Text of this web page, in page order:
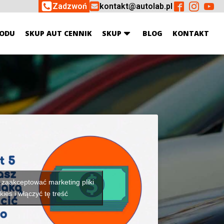
Zadzwoń kontakt@autolab.pl
SKUP AUT CENNIK SKUP BLOG KONTAKT
marketing pliki
i włączyć tę treść